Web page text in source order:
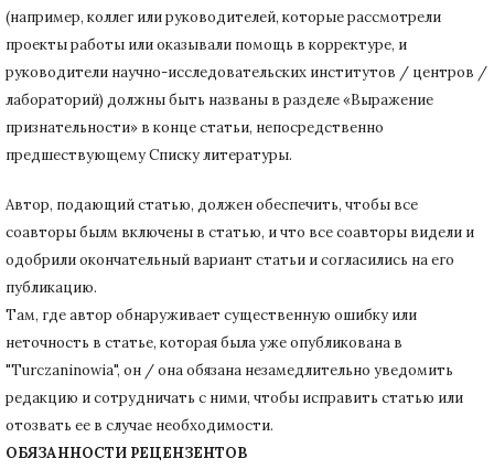
(например, коллег или руководителей, которые рассмотрели
проекты работы или оказывали помощь в корректуре, и
руководители научно-исследовательских институтов / центров /
лабораторий) должны быть названы в разделе «Выражение
признательности» в конце статьи, непосредственно
предшествующему Списку литературы.
Автор, подающий статью, должен обеспечить, чтобы все
соавторы былм включены в статью, и что все соавторы видели и
одобрили окончательный вариант статьи и согласились на его
публикацию.
Там, где автор обнаруживает существенную ошибку или
неточность в статье, которая была уже опубликована в
"Turczaninowia", он / она обязана незамедлительно уведомить
редакцию и сотрудничать с ними, чтобы исправить статью или
отозвать ее в случае необходимости.
ОБЯЗАННОСТИ РЕЦЕНЗЕНТОВ